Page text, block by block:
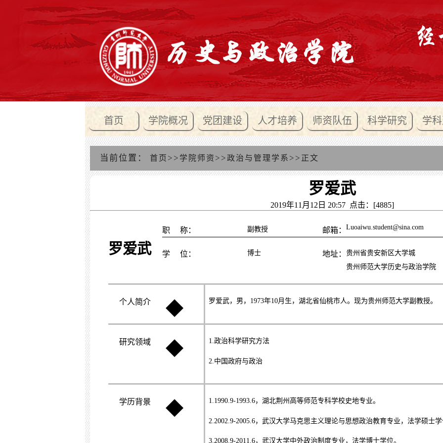
首页 学院概况 党团建设 人才培养 师资队伍 科学研究 学
当前位置： 首页 >> 学院师资 >>政治与管理学系 >> 正文
罗爱武
2019年11月12日 20:57 点击：[4885]
罗爱武
职 称： 副教授 邮箱： Luoaiwu.student@sina.com
学 位： 博士 地址： 贵州省贵安新区大学城
贵州师范大学历史与政治学院
个人简介 ◆ 罗爱武，男， 1973年10月生，湖北省仙桃市人。现为贵州师范大学副教授。
研究领域 ◆ 1. 政治科学研究方法
2. 中国政府与政治
学历背景 ◆ 1.1990.9-1993.6，湖北荆州高等师范专科学校史地专业。
2.2002.9-2005.6，武汉大学马克思主义理论与思想政治教育专业，法学硕士
3.2008.9-2011.6，武汉大学中外政治制度专业，法学博士学位。